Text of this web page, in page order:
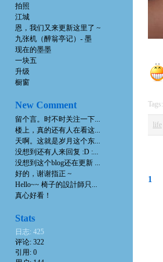
Tags:
life
1
拍照
江城
恩，我们又来更新这里了 ~
九张机（醉翁亭记）- 墨
现在的墨墨
一块五
升级
橱窗
New Comment
留个言。时不时关注一下...
楼上，真的还有人在看这...
天啊。这就是岁月这个东...
没想到还有人来回复 :D :...
没想到这个blog还在更新 ...
好的，谢谢指正 ~
Hello~~ 椅子的設計師只...
真心好看！
Stats
日志: 425
评论: 322
引用: 0